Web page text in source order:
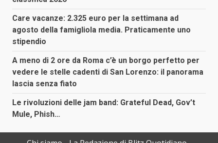
Care vacanze: 2.325 euro per la settimana ad
agosto della famigliola media. Praticamente uno
stipendio
A meno di 2 ore da Roma c’è un borgo perfetto per
vedere le stelle cadenti di San Lorenzo: il panorama
lascia senza fiato
Le rivoluzioni delle jam band: Grateful Dead, Gov’t
Mule, Phish…